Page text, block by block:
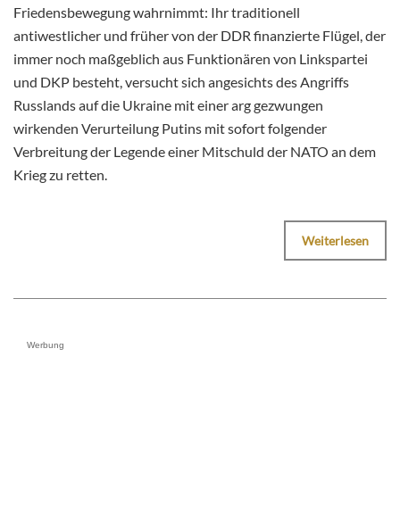
Friedensbewegung wahrnimmt: Ihr traditionell
antiwestlicher und früher von der DDR finanzierte Flügel, der
immer noch maßgeblich aus Funktionären von Linkspartei
und DKP besteht, versucht sich angesichts des Angriffs
Russlands auf die Ukraine mit einer arg gezwungen
wirkenden Verurteilung Putins mit sofort folgender
Verbreitung der Legende einer Mitschuld der NATO an dem
Krieg zu retten.
Weiterlesen
Werbung